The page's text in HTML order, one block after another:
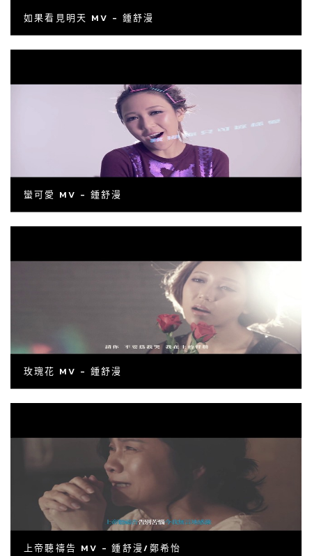
如果看見明天 MV - 鍾舒漫
蠻可愛 MV - 鍾舒漫
玫瑰花 MV - 鍾舒漫
上帝聽禱告 MV - 鍾舒漫/鄭希怡